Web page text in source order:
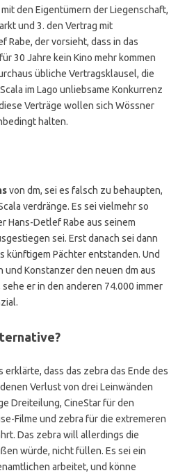
den Eigentümern der Liegenschaft,
und 3. den Vertrag mit
Rabe, der vorsieht, dass in das
30 Jahre kein Kino mehr kommen
übliche Vertragsklausel, die
im Lago unliebsame Konkurrenz
Verträge wollen sich Wössner
halten.
von dm, sei es falsch zu behaupten,
verdränge. Es sei vielmehr so
Hans-Detlef Rabe aus seinem
sei. Erst danach sei dann
künftigem Pächter entstanden. Und
Konstanzer den neuen dm aus
er in den anderen 74.000 immer
dass das zebra das Ende des
Verlust von drei Leinwänden
Dreiteilung, CineStar für den
Filme und zebra für die extremeren
Das zebra will allerdings die
würde, nicht füllen. Es sei ein
arbeitet, und könne